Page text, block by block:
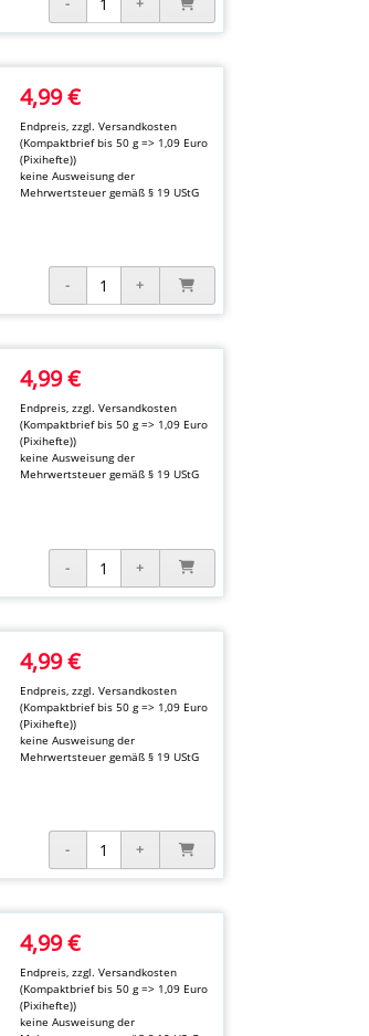
4,99 €
Endpreis, zzgl.Versandkosten
(Kompaktbrief bis 50 g => 1,09 Euro
(Pixihefte))
keine Ausweisung der
Mehrwertsteuer gemäß § 19 UStG
4,99 €
Endpreis, zzgl.Versandkosten
(Kompaktbrief bis 50 g => 1,09 Euro
(Pixihefte))
keine Ausweisung der
Mehrwertsteuer gemäß § 19 UStG
4,99 €
Endpreis, zzgl.Versandkosten
(Kompaktbrief bis 50 g => 1,09 Euro
(Pixihefte))
keine Ausweisung der
Mehrwertsteuer gemäß § 19 UStG
4,99 €
Endpreis, zzgl.Versandkosten
(Kompaktbrief bis 50 g => 1,09 Euro
(Pixihefte))
keine Ausweisung der